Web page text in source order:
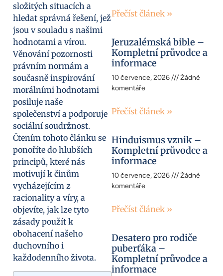
složitých situacích a
hledat správná řešení, jež
jsou v souladu s našimi
hodnotami a vírou.
Věnování pozornosti
právním normám a
současně inspirování
morálními hodnotami
posiluje naše
společenství a podporuje
sociální soudržnost.
Čtením tohoto článku se
ponoříte do hlubších
principů, které nás
motivují k činům
vycházejícím z
racionality a víry, a
objevíte, jak lze tyto
zásady použít k
obohacení našeho
duchovního i
každodenního života.
Přečíst článek »
Jeruzalémská bible –
Kompletní průvodce a
informace
10 července, 2026
Žádné
komentáře
Přečíst článek »
Hinduismus vznik –
Kompletní průvodce a
informace
10 července, 2026
Žádné
komentáře
Přečíst článek »
Desatero pro rodiče
puberťáka –
Kompletní průvodce a
informace